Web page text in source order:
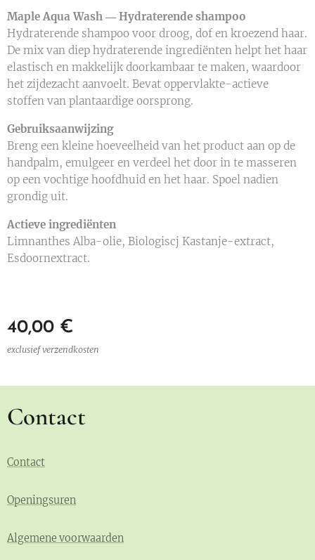
Maple Aqua Wash ― Hydraterende shampoo
Hydraterende shampoo voor droog, dof en kroezend haar.
De mix van diep hydraterende ingrediënten helpt het haar
elastisch en makkelijk doorkambaar te maken, waardoor
het zijdezacht aanvoelt. Bevat oppervlakte-actieve
stoffen van plantaardige oorsprong.
Gebruiksaanwijzing
Breng een kleine hoeveelheid van het product aan op de
handpalm, emulgeer en verdeel het door in te masseren
op een vochtige hoofdhuid en het haar. Spoel nadien
grondig uit.
Actieve ingrediënten
Limnanthes Alba-olie, Biologiscj Kastanje-extract,
Esdoornextract.
40,00 €
exclusief verzendkosten
Contact
Contact
Openingsuren
Algemene voorwaarden